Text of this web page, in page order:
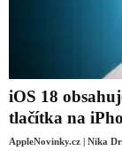
iOS 18
tlačítka na
AppleNovinky.cz | Nika